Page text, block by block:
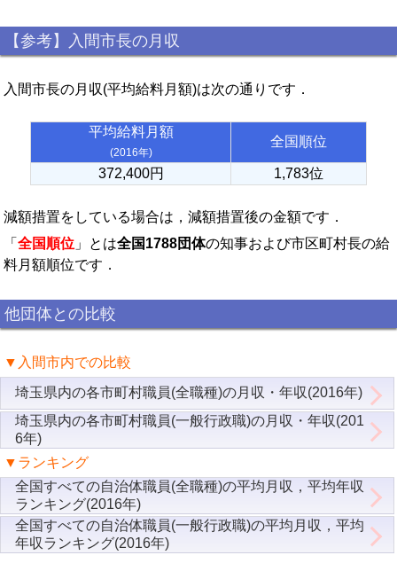
【参考】入間市長の月収
入間市長の月収(平均給料月額)は次の通りです．
平均給料月額
(2016年)
全国順位
372,400円 1,783位
減額措置をしている場合は，減額措置後の金額です．
「 全国順位 」とは全国1788団体の知事および市区町村長の給
料月額順位です．
他団体との比較
▼入間市内での比較
埼玉県内の各市町村職員(全職種)の月収・年収(2016年)
埼玉県内の各市町村職員(一般行政職)の月収・年収(201
6年)
▼ランキング
全国すべての自治体職員(全職種)の平均月収，平均年収
ランキング(2016年)
全国すべての自治体職員(一般行政職)の平均月収，平均
年収ランキング(2016年)